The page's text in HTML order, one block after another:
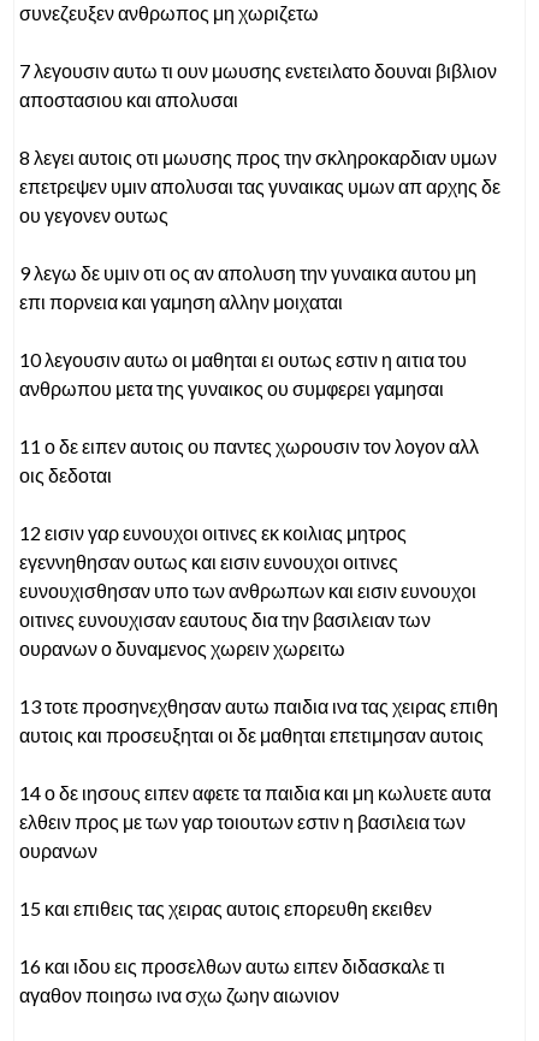
συνεζευξεν ανθρωπος μη χωριζετω
7 λεγουσιν αυτω τι ουν μωυσης ενετειλατο δουναι βιβλιον
αποστασιου και απολυσαι
8 λεγει αυτοις οτι μωυσης προς την σκληροκαρδιαν υμων
επετρεψεν υμιν απολυσαι τας γυναικας υμων απ αρχης δε
ου γεγονεν ουτως
9 λεγω δε υμιν οτι ος αν απολυση την γυναικα αυτου μη
επι πορνεια και γαμηση αλλην μοιχαται
10 λεγουσιν αυτω οι μαθηται ει ουτως εστιν η αιτια του
ανθρωπου μετα της γυναικος ου συμφερει γαμησαι
11 ο δε ειπεν αυτοις ου παντες χωρουσιν τον λογον αλλ
οις δεδοται
12 εισιν γαρ ευνουχοι οιτινες εκ κοιλιας μητρος
εγεννηθησαν ουτως και εισιν ευνουχοι οιτινες
ευνουχισθησαν υπο των ανθρωπων και εισιν ευνουχοι
οιτινες ευνουχισαν εαυτους δια την βασιλειαν των
ουρανων ο δυναμενος χωρειν χωρειτω
13 τοτε προσηνεχθησαν αυτω παιδια ινα τας χειρας επιθη
αυτοις και προσευξηται οι δε μαθηται επετιμησαν αυτοις
14 ο δε ιησους ειπεν αφετε τα παιδια και μη κωλυετε αυτα
ελθειν προς με των γαρ τοιουτων εστιν η βασιλεια των
ουρανων
15 και επιθεις τας χειρας αυτοις επορευθη εκειθεν
16 και ιδου εις προσελθων αυτω ειπεν διδασκαλε τι
αγαθον ποιησω ινα σχω ζωην αιωνιον